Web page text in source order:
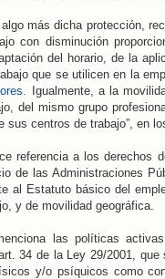
más dicha protección,
con disminución
del horario, de la
que se utilicen en la
Igualmente, a la
del mismo grupo
sus centros de trabajo”, en
referencia a los derechos
de las Administraciones
al Estatuto básico del
y de movilidad geográfica.
las políticas
34 de la Ley 29/2001, que
y/o psíquicos como